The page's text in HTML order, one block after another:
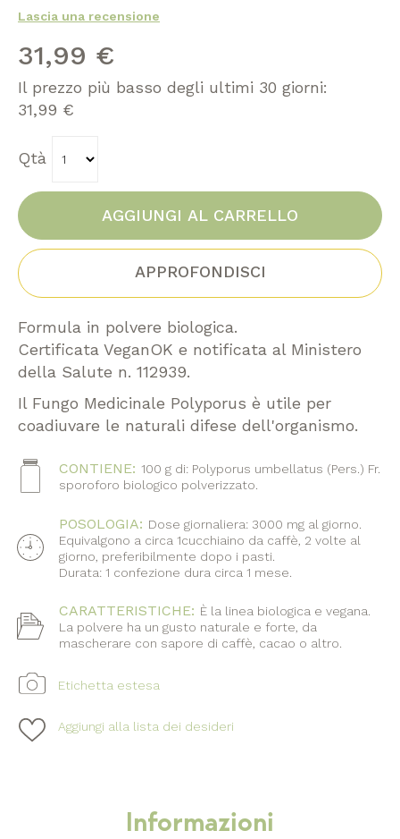
di
immagini
% of100
Lascia una recensione
31,99 €
Il prezzo più basso degli ultimi 30 giorni:
31,99 €
Qtà
AGGIUNGI AL CARRELLO
APPROFONDISCI
Formula in polvere biologica.
Certificata VeganOK e notificata al Ministero
della Salute n. 112939.
Il Fungo Medicinale Polyporus è utile per
coadiuvare le naturali difese dell'organismo.
Icona CONTIENE: 100 g di: Polyporus umbellatus (Pers.) Fr.
sporoforo biologico polverizzato.
POSOLOGIA: Dose giornaliera: 3000 mg al giorno.
Equivalgono a circa 1cucchiaino da caffè, 2 volte al
giorno, preferibilmente dopo i pasti.
Durata: 1 confezione dura circa 1 mese.
Icona
CARATTERISTICHE: È la linea biologica e vegana.
La polvere ha un gusto naturale e forte, da
mascherare con sapore di caffè, cacao o altro.
Etichetta estesa
Aggiungi alla lista dei desideri
Informazioni